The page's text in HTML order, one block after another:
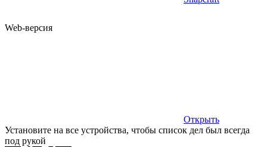
Web-версия
Открыть
Установите на все устройства, чтобы список дел был всегда
под рукой